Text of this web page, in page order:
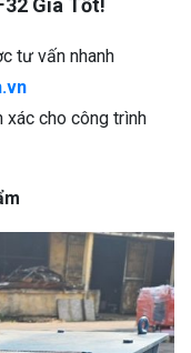
Giá Tốt!
tư vấn nhanh
xác cho công trình